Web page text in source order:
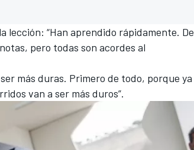
lección: “Han aprendido rápidamente. De
pero todas son acordes al
más duras. Primero de todo, porque ya
van a ser más duros”.